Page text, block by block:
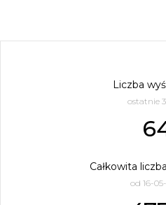
Liczba
ostatnie
Całkowita
od 16-